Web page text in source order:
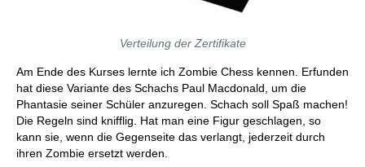
Verteilung der Zertifikate
Am Ende des Kurses lernte ich Zombie Chess kennen. Erfunden
hat diese Variante des Schachs Paul Macdonald, um die
Phantasie seiner Schüler anzuregen. Schach soll Spaß machen!
Die Regeln sind knifflig. Hat man eine Figur geschlagen, so
kann sie, wenn die Gegenseite das verlangt, jederzeit durch
ihren Zombie ersetzt werden.